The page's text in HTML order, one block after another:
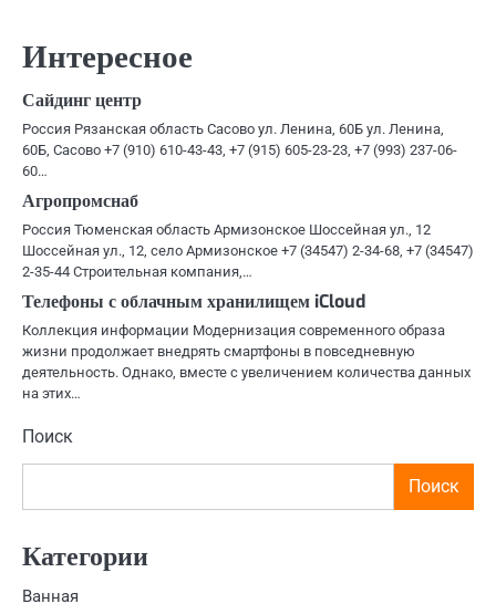
записям
Интересное
Сайдинг центр
Россия Рязанская область Сасово ул. Ленина, 60Б ул. Ленина,
60Б, Сасово +7 (910) 610-43-43, +7 (915) 605-23-23, +7 (993) 237-06-
60…
Агропромснаб
Россия Тюменская область Армизонское Шоссейная ул., 12
Шоссейная ул., 12, село Армизонское +7 (34547) 2-34-68, +7 (34547)
2-35-44 Строительная компания,…
Телефоны с облачным хранилищем iCloud
Коллекция информации Модернизация современного образа
жизни продолжает внедрять смартфоны в повседневную
деятельность. Однако, вместе с увеличением количества данных
на этих…
Поиск
Поиск
Категории
Ванная